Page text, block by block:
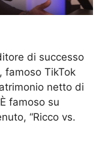
di successo
famoso TikTok
netto di
famoso su
“Ricco vs.